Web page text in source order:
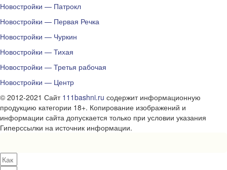
Новостройки — Патрокл
Новостройки — Первая Речка
Новостройки — Чуркин
Новостройки — Тихая
Новостройки — Третья рабочая
Новостройки — Центр
© 2012-2021 Сайт 111bashni.ru содержит информационную
продукцию категории 18+. Копирование изображений и
информации сайта допускается только при условии указания
Гиперссылки на источник информации.